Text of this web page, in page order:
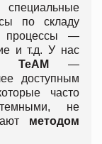
по складу
процессы —
и т.д. У нас
TeAM
—
доступным
часто
не
методом